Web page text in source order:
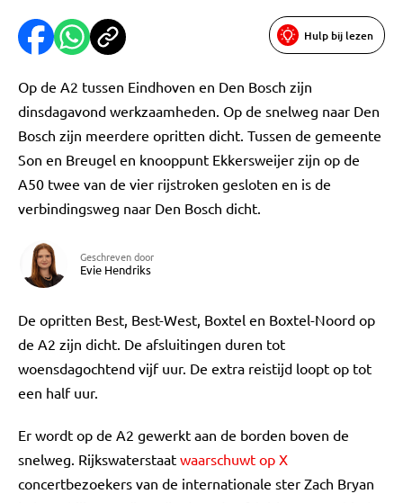
Hulp bij lezen
Op de A2 tussen Eindhoven en Den Bosch zijn
dinsdagavond werkzaamheden. Op de snelweg naar Den
Bosch zijn meerdere opritten dicht. Tussen de gemeente
Son en Breugel en knooppunt Ekkersweijer zijn op de
A50 twee van de vier rijstroken gesloten en is de
verbindingsweg naar Den Bosch dicht.
Geschreven door
Evie Hendriks
De opritten Best, Best-West, Boxtel en Boxtel-Noord op
de A2 zijn dicht. De afsluitingen duren tot
woensdagochtend vijf uur. De extra reistijd loopt op tot
een half uur.
Er wordt op de A2 gewerkt aan de borden boven de
snelweg. Rijkswaterstaat waarschuwt op X
concertbezoekers van de internationale ster Zach Bryan